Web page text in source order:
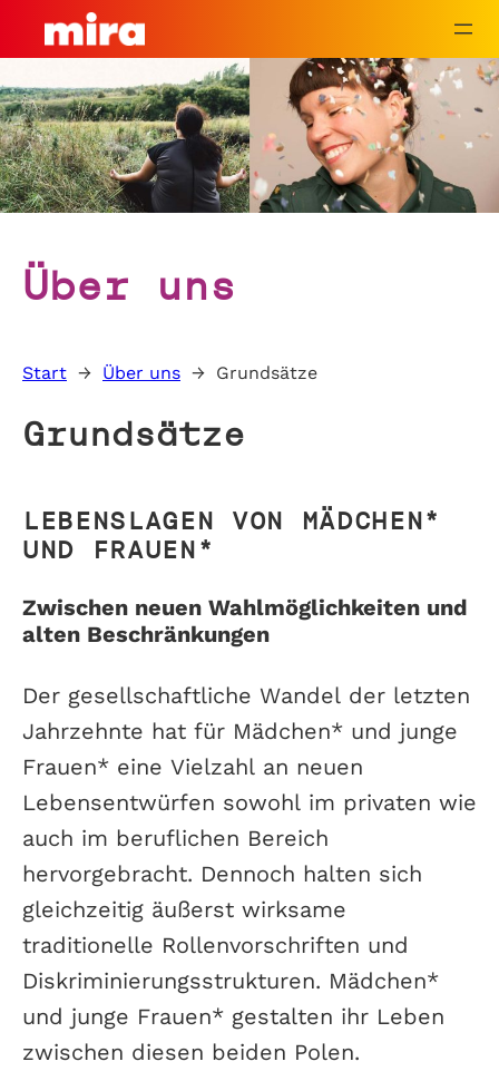
Zum
Inhalt
springen
Über uns
Start → Über uns → Grundsätze
Grundsätze
LEBENSLAGEN VON MÄDCHEN*
UND FRAUEN*
Zwischen neuen Wahlmöglichkeiten und
alten Beschränkungen
Der gesellschaftliche Wandel der letzten
Jahrzehnte hat für Mädchen* und junge
Frauen* eine Vielzahl an neuen
Lebensentwürfen sowohl im privaten wie
auch im beruflichen Bereich
hervorgebracht. Dennoch halten sich
gleichzeitig äußerst wirksame
traditionelle Rollenvorschriften und
Diskriminierungsstrukturen. Mädchen*
und junge Frauen* gestalten ihr Leben
zwischen diesen beiden Polen.